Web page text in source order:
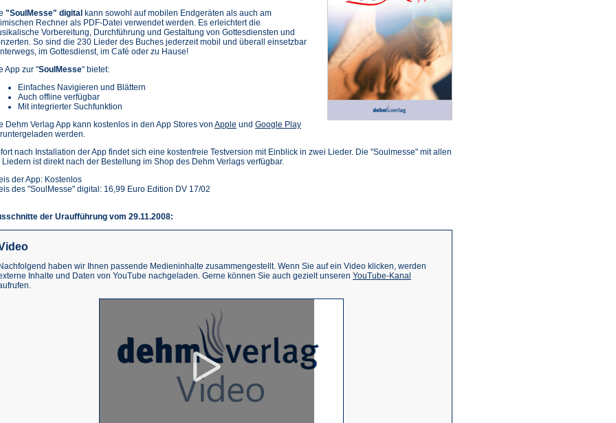
"SoulMesse" digital kann sowohl auf mobilen Endgeräten als auch am
Rechner als PDF-Datei verwendet werden. Es erleichtert die
Vorbereitung, Durchführung und Gestaltung von Gottesdiensten und
So sind die 230 Lieder des Buches jederzeit mobil und überall einsetzbar
im Gottesdienst, im Café oder zu Hause!
App zur "SoulMesse" bietet:
Einfaches Navigieren und Blättern
Auch offline verfügbar
Mit integrierter Suchfunktion
Dehm Verlag App kann kostenlos in den App Stores von Apple (Öffnet
neuen
Tab)
und Google Play(Öffnet
neuen
werden.
nach Installation der App findet sich eine kostenfreie Testversion mit Einblick in zwei Lieder. Die "Soulmesse" mit allen
Liedern ist direkt nach der Bestellung im Shop des Dehm Verlags verfügbar.
der App: Kostenlos
des "SoulMesse" digital: 16,99 Euro Edition DV 17/02
der Uraufführung vom 29.11.2008:
Nachfolgend haben wir Ihnen passende Medieninhalte zusammengestellt. Wenn Sie auf ein Video klicken, werden
Inhalte und Daten von YouTube nachgeladen. Gerne können Sie auch gezielt unseren YouTube-Kanal